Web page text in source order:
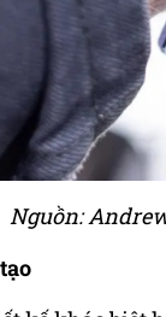
Nguồn: